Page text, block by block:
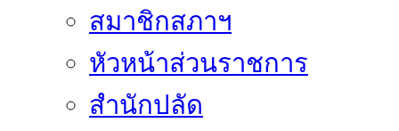
สมาชิกสภาฯ
หัวหน้าส่วนราชการ
สำนักปลัด